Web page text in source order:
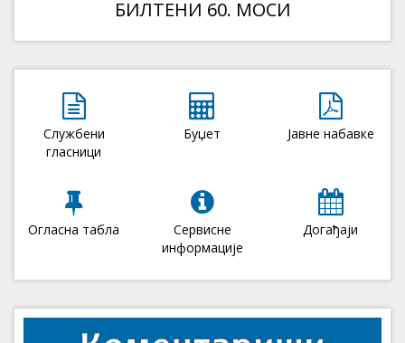
БИЛТЕНИ 60. МОСИ
Службени
гласници
Буџет Јавне набавке
Огласна табла
Сервисне
информације
Догађаји